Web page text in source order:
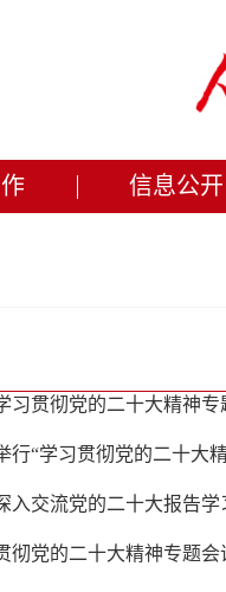
信息公开
“学习贯彻党的二十大
入交流党的二十大报告学
彻党的二十大精神专题会